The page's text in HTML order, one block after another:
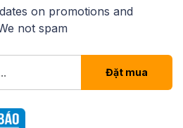
on promotions and
not spam
Đặt mua